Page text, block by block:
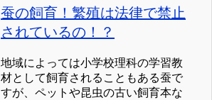
蚕の飼育！繁殖は法律で禁止
されているの！？
地域によっては小学校理科の学習教
材として飼育されることもある蚕で
すが、ペットや昆虫の古い飼育本な